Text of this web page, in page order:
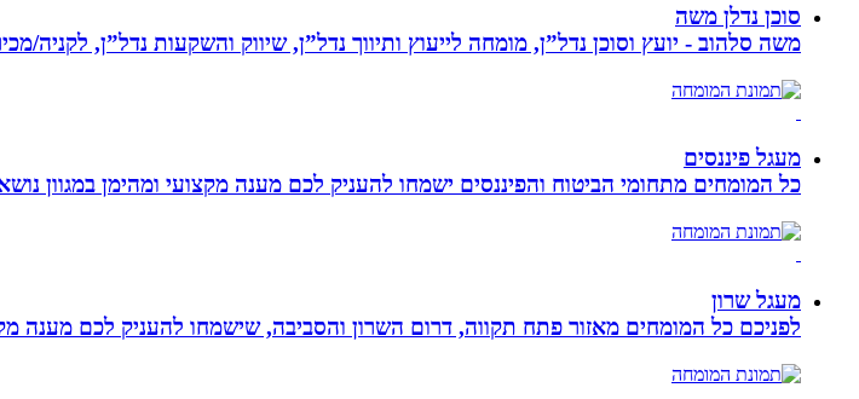
סוכן נדלן משה
משה סלהוב - יועץ וסוכן נדל”ן, מומחה לייעוץ ותיווך נדל”ן, שיווק והשקעות נדל”ן, לקניה/
מעגל פיננסים
כל המומחים מתחומי הביטוח והפיננסים ישמחו להעניק לכם מענה מקצועי ומהימן במגוון
מעגל שרון
לפניכם כל המומחים מאזור פתח תקווה, דרום השרון והסביבה, שישמחו להעניק לכם מענה